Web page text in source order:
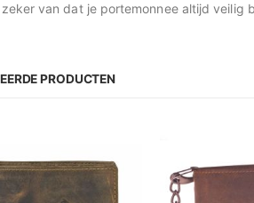
van dat je portemonnee altijd veilig
PRODUCTEN